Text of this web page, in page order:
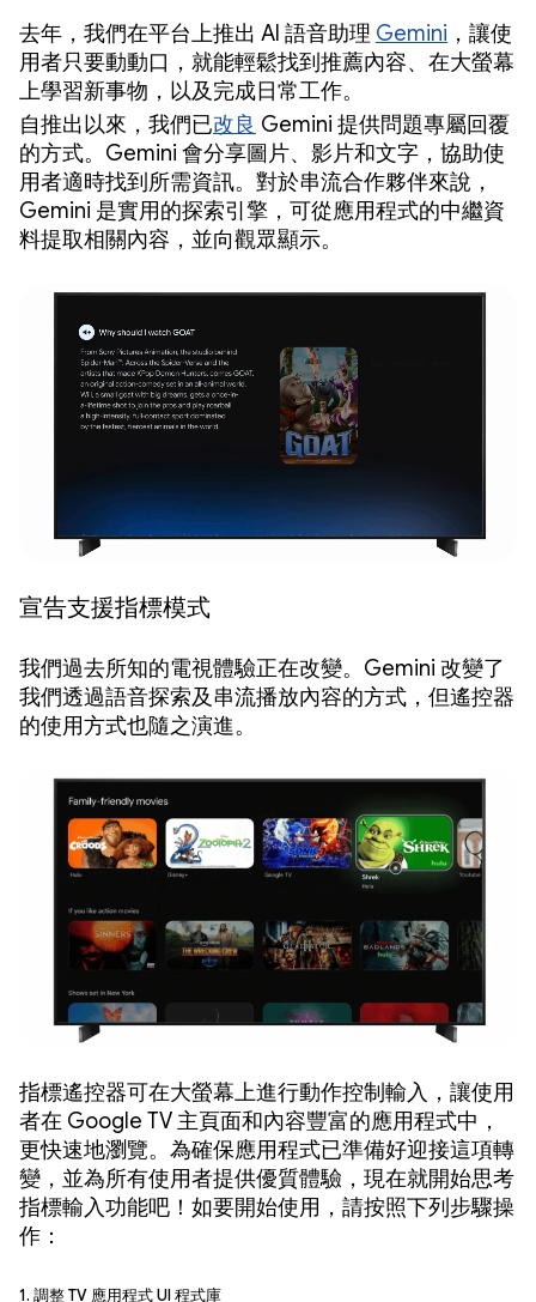
去年，我們在平台上推出 AI 語音助理 Gemini ，讓使
用者只要動動口，就能輕鬆找到推薦內容、在大螢幕
上學習新事物，以及完成日常工作。
自推出以來，我們已改良 Gemini 提供問題專屬回覆
的方式。Gemini 會分享圖片、影片和文字，協助使
用者適時找到所需資訊。對於串流合作夥伴來說，
Gemini 是實用的探索引擎，可從應用程式的中繼資
料提取相關內容，並向觀眾顯示。
宣告支援指標模式
我們過去所知的電視體驗正在改變。Gemini 改變了
我們透過語音探索及串流播放內容的方式，但遙控器
的使用方式也隨之演進。
指標遙控器可在大螢幕上進行動作控制輸入，讓使用
者在 Google TV 主頁面和內容豐富的應用程式中，
更快速地瀏覽。為確保應用程式已準備好迎接這項轉
變，並為所有使用者提供優質體驗，現在就開始思考
指標輸入功能吧！如要開始使用，請按照下列步驟操
作：
1. 調整 TV 應用程式 UI 程式庫